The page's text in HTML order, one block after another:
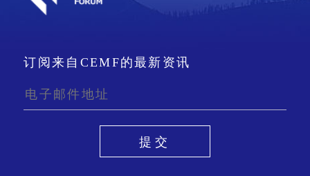
订阅来自CEMF的最新资讯
提交